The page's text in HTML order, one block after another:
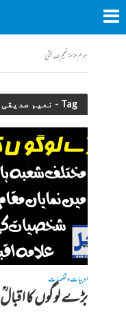
ہوم<<نعیم صدیقی
Tag - نعیم صدیقی
ادبیات•شخصیات
بڑے لوگوں کا اقبالؒ